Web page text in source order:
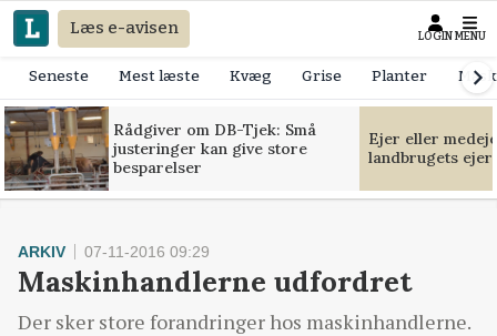
Læs e-avisen LOGIN MENU
Seneste Mest læste Kvæg Grise Planter
Rådgiver om DB-Tjek: Små
justeringer kan give store
besparelser
Ejer eller
landbrugets
ARKIV 07-11-2016 09:29
Maskinhandlerne udfordret
Der sker store forandringer hos maskinhandlerne.